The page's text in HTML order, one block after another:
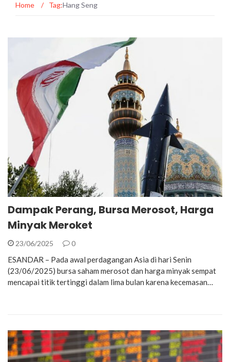
Home / Tag:Hang Seng
Dampak Perang, Bursa Merosot, Harga
Minyak Meroket
23/06/2025 0
ESANDAR – Pada awal perdagangan Asia di hari Senin
(23/06/2025) bursa saham merosot dan harga minyak sempat
mencapai titik tertinggi dalam lima bulan karena kecemasan…